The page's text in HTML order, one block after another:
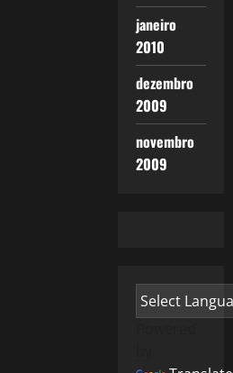
janeiro
2010
dezembro
2009
novembro
2009